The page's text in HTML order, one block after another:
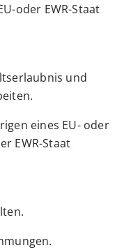
oder EWR-Staat
und
eines EU- oder
EWR-Staat